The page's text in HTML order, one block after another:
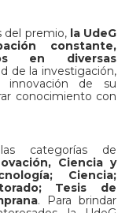
del premio, la UdeG
constante,
en diversas
de la investigación,
de su
conocimiento con
categorías de
Ciencia y
Ciencia;
Tesis de
. Para brindar